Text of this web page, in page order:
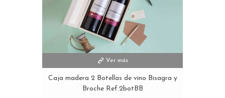
Ver más
Caja madera 2 Botellas de vino Bisagra y
Broche Ref.2botBB